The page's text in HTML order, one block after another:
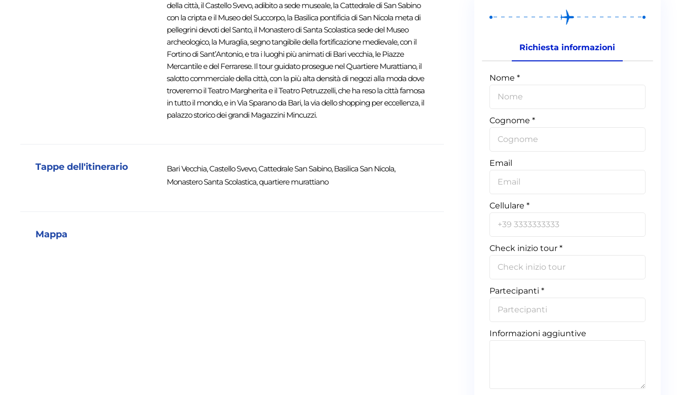
della città, il Castello Svevo, adibito a sede museale, la Cattedrale di San Sabino
con la cripta e il Museo del Succorpo, la Basilica pontificia di San Nicola meta di
pellegrini devoti del Santo, il Monastero di Santa Scolastica sede del Museo
archeologico, la Muraglia, segno tangibile della fortificazione medievale, con il
Fortino di Sant’Antonio, e tra i luoghi più animati di Bari vecchia, le Piazze
Mercantile e del Ferrarese. Il tour guidato prosegue nel Quartiere Murattiano, il
salotto commerciale della città, con la più alta densità di negozi alla moda dove
troveremo il Teatro Margherita e il Teatro Petruzzelli, che ha reso la città famosa
in tutto il mondo, e in Via Sparano da Bari, la via dello shopping per eccellenza, il
palazzo storico dei grandi Magazzini Mincuzzi.
Tappe dell'itinerario
Bari Vecchia, Castello Svevo, Cattedrale San Sabino, Basilica San Nicola,
Monastero Santa Scolastica, quartiere murattiano
Mappa
Richiesta informazioni
Nome *
Cognome *
Email
Cellulare *
Check inizio tour *
Partecipanti *
Informazioni aggiuntive